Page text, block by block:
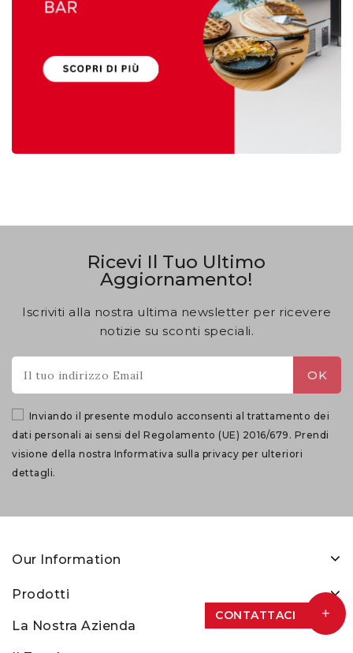
+
CONTATTACI
Ricevi Il Tuo Ultimo
Aggiornamento!
Iscriviti alla nostra ultima newsletter per ricevere
notizie su sconti speciali.
Inviando il presente modulo acconsenti al trattamento dei
dati personali ai sensi del Regolamento (UE) 2016/679. Prendi
visione della nostra Informativa sulla privacy per ulteriori
dettagli.
Our Information
Prodotti
La Nostra Azienda